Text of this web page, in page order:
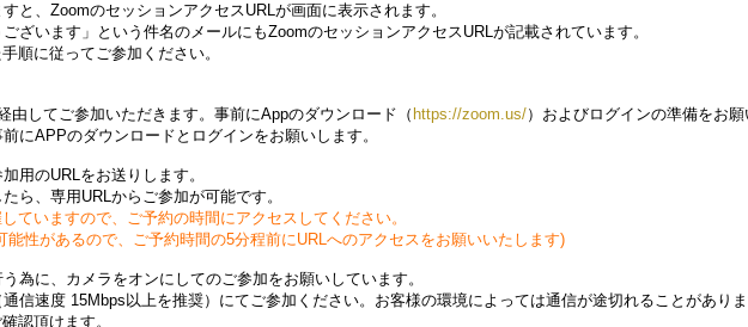
と、ZoomのセッションアクセスURLが画面に表示されます。
ざいます」という件名のメールにもZoomのセッションアクセスURLが記載されています。
順に従ってご参加ください。
由してご参加いただきます。事前にAppのダウンロード（ https://zoom.us/）およびログインの準備をお願
にAPPのダウンロードとログインをお願いします。
用のURLをお送りします。
ら、専用URLからご参加が可能です。
ていますので、ご予約の時間にアクセスしてください。
能性があるので、ご予約時間の5分程前にURLへのアクセスをお願いいたします)
為に、カメラをオンにしてのご参加をお願いしています。
信速度 15Mbps以上を推奨）にてご参加ください。お客様の環境によっては通信が途切れることがありま
認頂けます。